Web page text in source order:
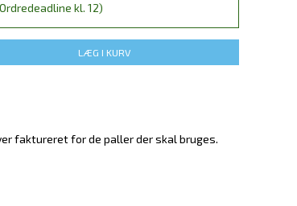
kl. 12)
LÆG I KURV
faktureret for de paller der skal bruges.